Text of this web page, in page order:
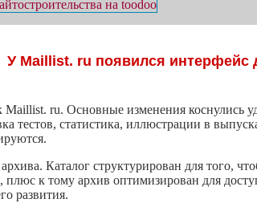
У Maillist. ru появился интерфейс
Maillist. ru. Основные изменения коснулись
тестов, статистика, иллюстрации в
Каталог структурирован для того,
плюс к тому архив оптимизирован для
развития.